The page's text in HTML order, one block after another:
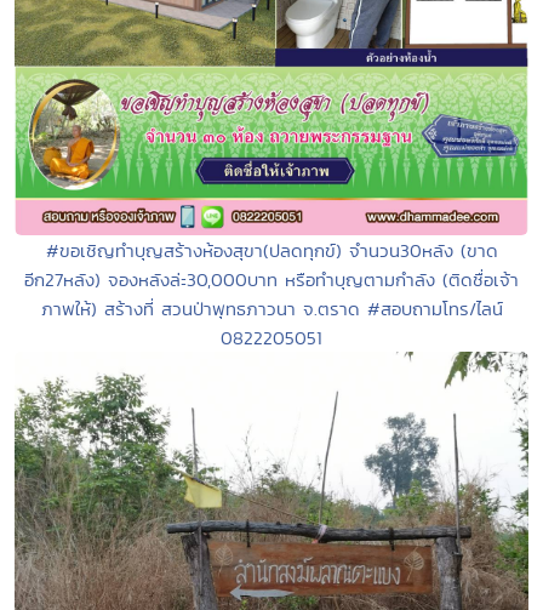
#ขอเชิญทำบุญสร้างห้องสุขา(ปลดทุกข์) จำนวน30หลัง (ขาด
อีก27หลัง) จองหลังล่ะ30,000บาท หรือทำบุญตามกำลัง (ติดชื่อเจ้า
ภาพให้) สร้างที่ สวนป่าพุทธภาวนา จ.ตราด #สอบถามโทร/ไลน์
0822205051